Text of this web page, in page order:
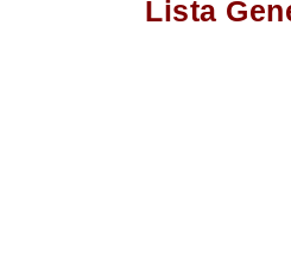
Lista